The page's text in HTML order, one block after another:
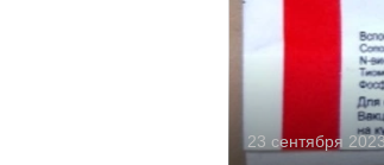
23 сентября